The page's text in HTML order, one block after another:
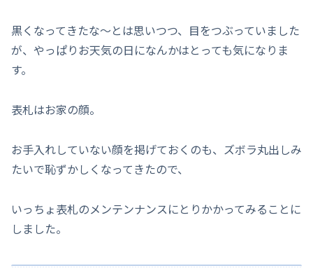
黒くなってきたな～とは思いつつ、目をつぶっていました
が、やっぱりお天気の日になんかはとっても気になりま
す。
表札はお家の顔。
お手入れしていない顔を掲げておくのも、ズボラ丸出しみ
たいで恥ずかしくなってきたので、
いっちょ表札のメンテンナンスにとりかかってみることに
しました。